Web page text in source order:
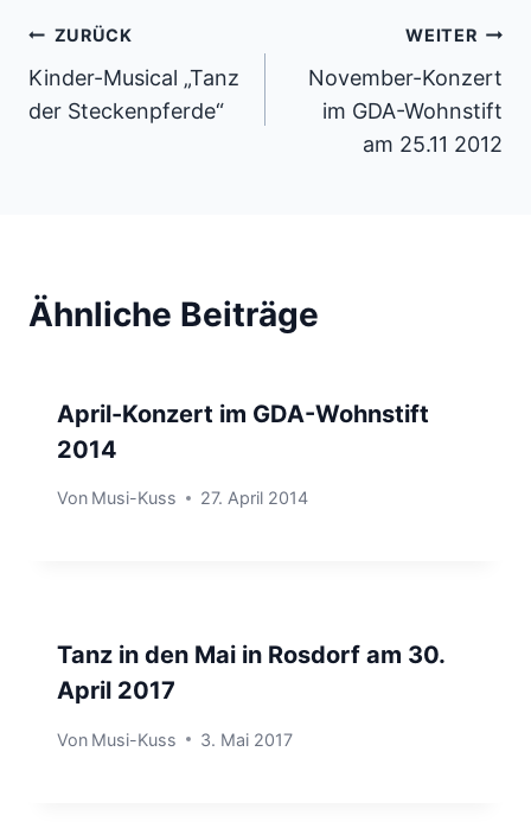
Beitragsnavigation
ZURÜCK
Kinder-Musical „Tanz
der Steckenpferde“
WEITER
November-Konzert
im GDA-Wohnstift
am 25.11 2012
Ähnliche Beiträge
April-Konzert im GDA-Wohnstift
2014
Von Musi-Kuss 27. April 2014
Tanz in den Mai in Rosdorf am 30.
April 2017
Von Musi-Kuss 3. Mai 2017